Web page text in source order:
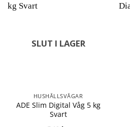
SLUT I LAGER
HUSHÅLLSVÅGAR
ADE Slim Digital Våg 5 kg
Svart